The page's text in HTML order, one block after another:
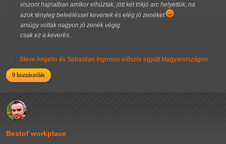
viszont hajnalban amikor elhúztak, jött két tökjó arc helyettük, na
azok tényleg beleéléssel kevertek és elég jó zenéket
amúgy voltak nagyon jó zenék végig
csak ez a keverés..
Steve Angello és Sebastian Ingrosso először együtt Magyarországon
9 hozzászólás
Bestof workplace